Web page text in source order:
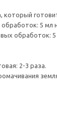
5 мл
обработок:
2-3 раза.